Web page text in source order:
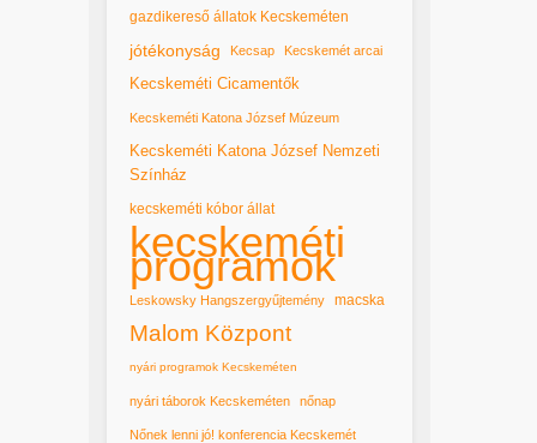
gazdikereső állatok Kecskeméten
jótékonyság Kecsap Kecskemét arcai
Kecskeméti Cicamentők
Kecskeméti Katona József Múzeum
Kecskeméti Katona József Nemzeti
Színház
kecskeméti kóbor állat
kecskeméti
programok
Leskowsky Hangszergyűjtemény macska
Malom Központ
nyári programok Kecskeméten
nyári táborok Kecskeméten nőnap
Nőnek lenni jó! konferencia Kecskemét